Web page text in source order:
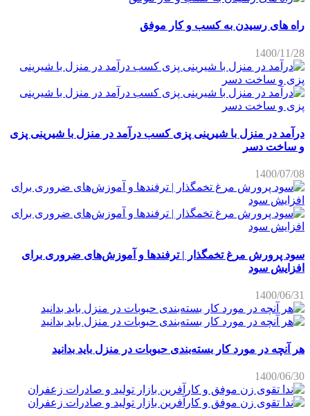
راه های رسیدن به کسب و کار موفق
1400/11/28
درآمد در منزل با شیرینی پزی کسب درآمد در منزل با شیرینی پزی
و ساخت دسر
1400/07/08
سود پرورش مرغ تخمگذار | ترفندها و آموزش‌های ضروری برای
افزایش سود
1400/06/31
هر آنچه در مورد کار بسته‌بندی حبوبات در منزل باید بدانید
1400/06/30